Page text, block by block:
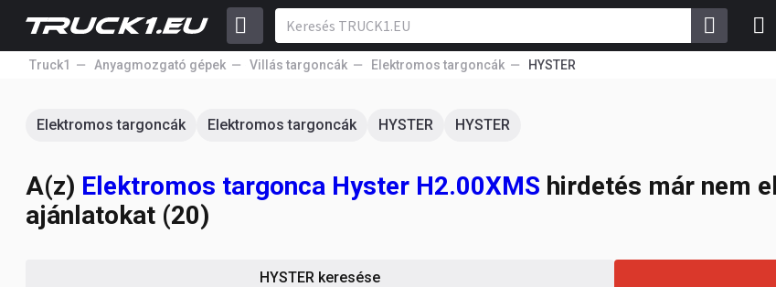
Truck1 Anyagmozgató gépek Villás targoncák Elektromos targoncák HYSTER
Elektromos targoncák Elektromos targoncák HYSTER HYSTER
A(z) Elektromos targonca Hyster H2.00XMS hirdetés már nem
ajánlatokat (20)
HYSTER keresése